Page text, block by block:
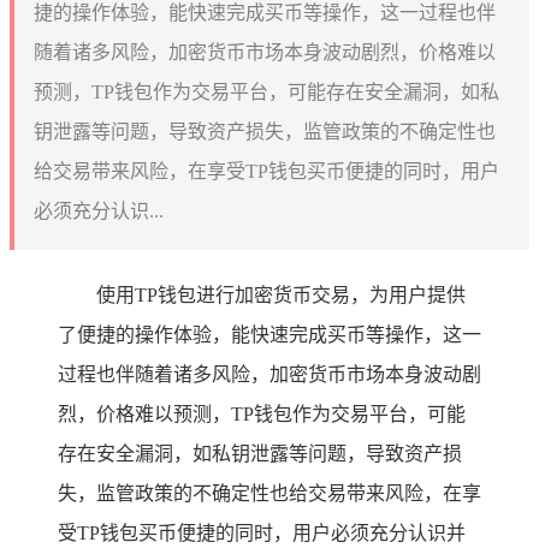
捷的操作体验，能快速完成买币等操作，这一过程也伴
随着诸多风险，加密货币市场本身波动剧烈，价格难以
预测，TP钱包作为交易平台，可能存在安全漏洞，如私
钥泄露等问题，导致资产损失，监管政策的不确定性也
给交易带来风险，在享受TP钱包买币便捷的同时，用户
必须充分认识...
使用TP钱包进行加密货币交易，为用户提供
了便捷的操作体验，能快速完成买币等操作，这一
过程也伴随着诸多风险，加密货币市场本身波动剧
烈，价格难以预测，TP钱包作为交易平台，可能
存在安全漏洞，如私钥泄露等问题，导致资产损
失，监管政策的不确定性也给交易带来风险，在享
受TP钱包买币便捷的同时，用户必须充分认识并